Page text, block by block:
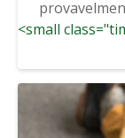
anunciar...
<small